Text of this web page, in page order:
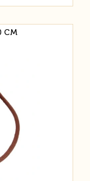
СМ